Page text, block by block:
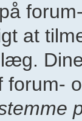
at
forum-